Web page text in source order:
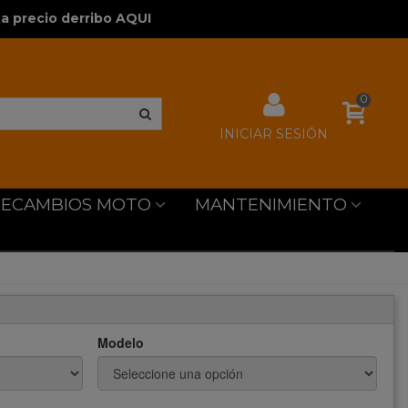
precio derribo AQUI
INICIAR SESIÓN
0
MOTO
MANTENIMIENTO
Modelo